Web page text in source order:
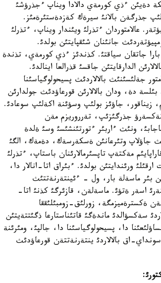
دةيئن ءذي كورمةي دالادا ويناپ ءجذرؤشئ
جذرگةن بالانئ سيرةك كةزدةستئرةمئز.
عالامتوردان ءتذرلئ ويئندار ويناپ، ءتذرلئ
جانئنان شئقپايتئن بولدئ.
جاتقان سياقتئ. كذندئز ءذي كورمةي، تذندة
الدارقايتئن جاقسئ قذرالعا اينالدئ.
جةلئسئنئث بالالاردئث پسيحولوگياسئنا
دة، ودان بالالارئن قورعاؤدئث جولدارئن
زيناقور، جاؤئز بولئپ وسؤئنة اكةلئپ سوعادئ.
تةكسةرؤ جذرگئزئپ، تةرروريزم مةن
ءبئر عاجابئ، ونئث ءاربئر ءتورتئنشئسئ وسئ ةلدة
جاؤلاپ وتئرعانئن ةسكةرسةك، دةمةك، الگئ
مةكتةپ تاپسئرمالارئنان باستاپ، ءتذرلئ
ورئندايتئن بولدئ. ءبئراق اتا-انالار دا،
بئر ماسةلة بار، ول - ءئينتةرنةتتئث
اسةر ةتؤئ. ماسةلةن، قازئرگئ كذنئ اتا-
ةكسترةميزمگة، زورلئق-زومبئلئققا
سةكسؤالدئ ماندةگئ قاتئناستارعا ذگئتتةيتئن
دا، پسيحولوگياسئنا دا، جالپئ، ومئرئنة
اق بالالاردئ ينتةرنةتتةن قورعاؤدئث